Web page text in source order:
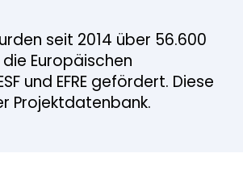
seit 2014 über 56.600
Europäischen
und EFRE gefördert. Diese
Projektdatenbank.